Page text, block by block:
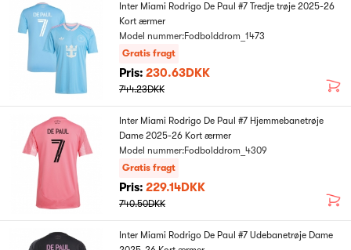
Inter Miami Rodrigo De Paul #7 Tredje trøje 2025-26
Kort ærmer
Model nummer:Fodbolddrom_1473
Gratis fragt
Pris: 230.63DKK
744.23DKK
Inter Miami Rodrigo De Paul #7 Hjemmebanetrøje
Dame 2025-26 Kort ærmer
Model nummer:Fodbolddrom_4309
Gratis fragt
Pris: 229.14DKK
740.50DKK
Inter Miami Rodrigo De Paul #7 Udebanetrøje Dame